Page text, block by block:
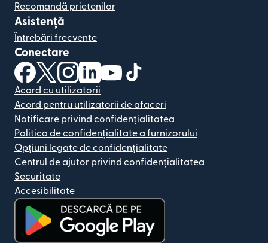
Recomandă prietenilor
Asistență
Întrebări frecvente
Conectare
(se deschide într-o fereastră nouă)
(se deschide într-o fereastră nouă)
(se deschide într-o fereastră nouă)
(se deschide într-o fereastră nouă)
(se deschide într-o fereastră
Acord cu utilizatorii
Acord pentru utilizatorii de afaceri
Notificare privind confidențialitatea
Politica de confidențialitate a furnizorului
Opțiuni legate de confidențialitate
Centrul de ajutor privind confidențialitatea
Securitate
Accesibilitate